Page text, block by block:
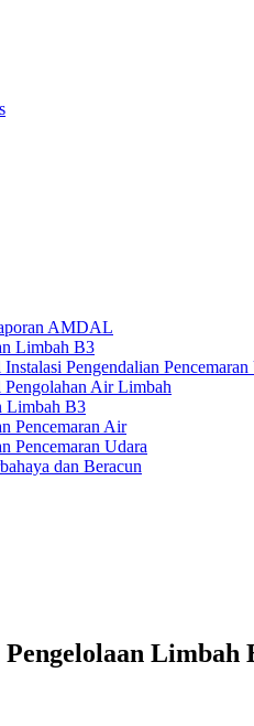
AMDAL
Limbah B3
Pengendalian Pencemaran
Pengolahan Air Limbah
Limbah B3
Pencemaran Air
Pencemaran Udara
dan Beracun
Limbah